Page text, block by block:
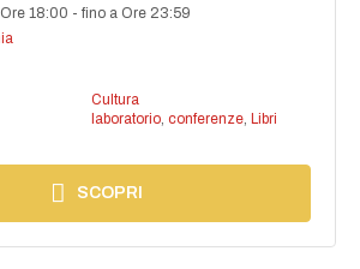
18:00 -fino a Ore 23:59
Cultura
laboratorio, conferenze, Libri
SCOPRI